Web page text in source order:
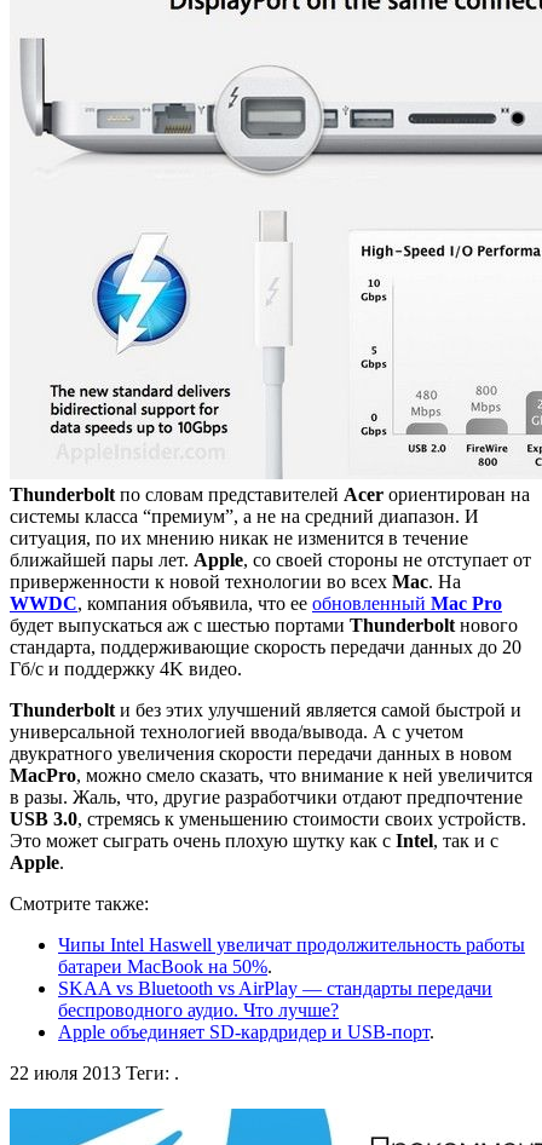
Thunderbolt по словам представителей Acer ориентирован на
системы класса “премиум”, а не на средний диапазон. И
ситуация, по их мнению никак не изменится в течение
ближайшей пары лет. Apple, со своей стороны не отступает от
приверженности к новой технологии во всех Mac. На
WWDC, компания объявила, что ее обновленный Mac Pro
будет выпускаться аж с шестью портами Thunderbolt нового
стандарта, поддерживающие скорость передачи данных до 20
Гб/c и поддержку 4K видео.
Thunderbolt и без этих улучшений является самой быстрой и
универсальной технологией ввода/вывода. А с учетом
двукратного увеличения скорости передачи данных в новом
MacPro, можно смело сказать, что внимание к ней увеличится
в разы. Жаль, что, другие разработчики отдают предпочтение
USB 3.0, стремясь к уменьшению стоимости своих устройств.
Это может сыграть очень плохую шутку как с Intel, так и с
Apple.
Смотрите также:
Чипы Intel Haswell увеличат продолжительность работы
батареи MacBook на 50%.
SKAA vs Bluetooth vs AirPlay — стандарты передачи
беспроводного аудио. Что лучше?
Apple объединяет SD-кардридер и USB-порт.
22 июля 2013 Теги: .